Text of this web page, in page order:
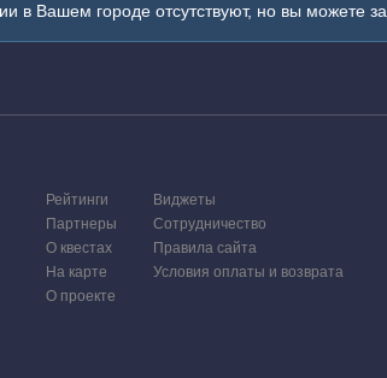
в Вашем городе отсутствуют, но вы можете
Рейтинги
Партнеры
О квестах
На карте
О проекте
Виджеты
Сотрудничество
Правила сайта
Условия оплаты и возврата